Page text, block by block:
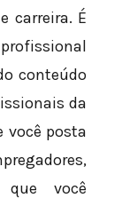
carreira. É
conteúdo
da
você posta
você